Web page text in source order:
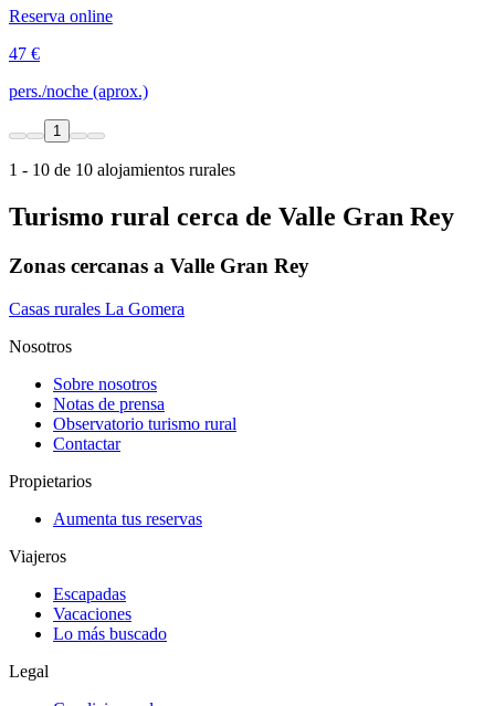
Reserva online
47 €
pers./noche (aprox.)
1
1 - 10 de 10 alojamientos rurales
Turismo rural cerca de Valle Gran Rey
Zonas cercanas a Valle Gran Rey
Casas rurales La Gomera
Nosotros
Sobre nosotros
Notas de prensa
Observatorio turismo rural
Contactar
Propietarios
Aumenta tus reservas
Viajeros
Escapadas
Vacaciones
Lo más buscado
Legal